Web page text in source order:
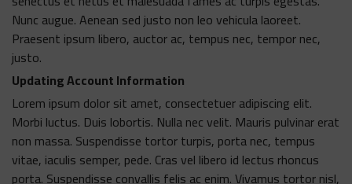
Nunc augue. Aenean sed justo non leo vehicula laoreet.
Praesent ipsum libero, auctor ac, tempus nec, tempor nec,
justo.
Updating Account Information
Lorem ipsum dolor sit amet, consectetuer adipiscing elit.
Morbi luctus. Duis lobortis. Nulla nec velit. Mauris pulvinar erat
non massa. Suspendisse tortor turpis, porta nec, tempus
vitae, iaculis semper, pede. Cras vel libero id lectus rhoncus
porta. Suspendisse convallis felis ac enim. Vivamus tortor nisl,